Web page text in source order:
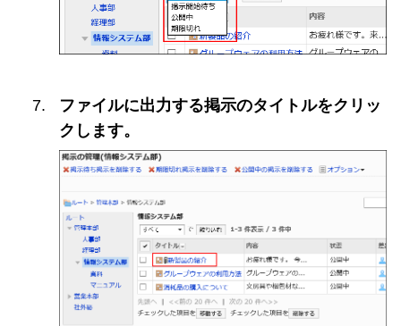
ファイルに出力する掲示のタイトルをクリッ
クします。